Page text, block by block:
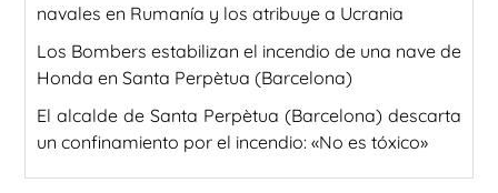
navales en Rumanía y los atribuye a Ucrania
Los Bombers estabilizan el incendio de una nave de
Honda en Santa Perpètua (Barcelona)
El alcalde de Santa Perpètua (Barcelona) descarta
un confinamiento por el incendio: «No es tóxico»